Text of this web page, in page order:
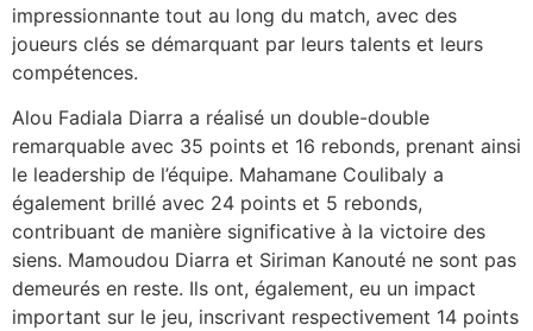
impressionnante tout au long du match, avec des
joueurs clés se démarquant par leurs talents et leurs
compétences.
Alou Fadiala Diarra a réalisé un double-double
remarquable avec 35 points et 16 rebonds, prenant ainsi
le leadership de l’équipe. Mahamane Coulibaly a
également brillé avec 24 points et 5 rebonds,
contribuant de manière significative à la victoire des
siens. Mamoudou Diarra et Siriman Kanouté ne sont pas
demeurés en reste. Ils ont, également, eu un impact
important sur le jeu, inscrivant respectivement 14 points